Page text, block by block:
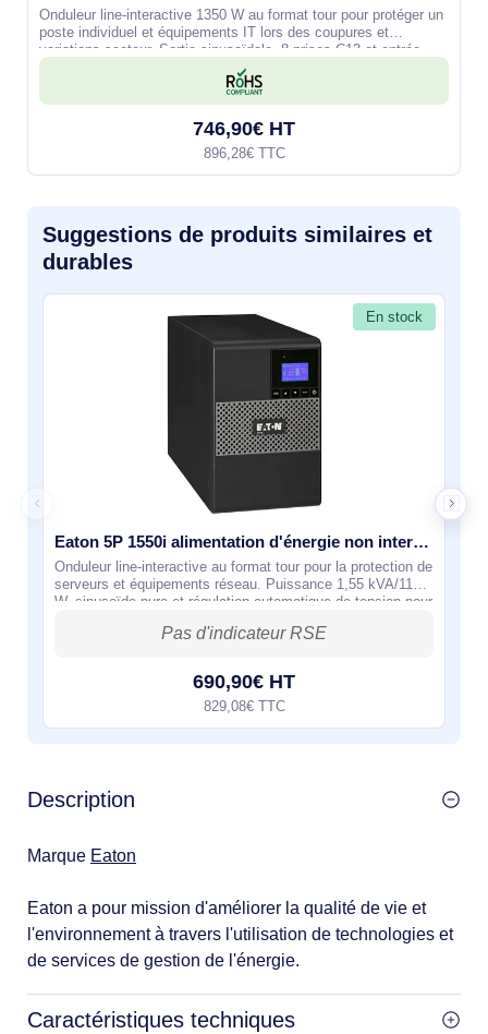
Onduleur line-interactive 1350 W au format tour pour protéger un
poste individuel et équipements IT lors des coupures et
variations secteur. Sortie sinusoïdale, 8 prises C13 et entrée
746,90€ HT
896,28€ TTC
Suggestions de produits similaires et
durables
En stock
Eaton 5P 1550i alimentation d'énergie non interruptible Interactivité de ligne 1,55 kVA 1100 W 8 sor - 5P1550I
Onduleur line-interactive au format tour pour la protection de
serveurs et équipements réseau. Puissance 1,55 kVA/1100
W, sinusoïde pure et régulation automatique de tension pour
690,90€ HT
829,08€ TTC
Description
Marque Eaton
Eaton a pour mission d'améliorer la qualité de vie et
l'environnement à travers l'utilisation de technologies et
de services de gestion de l'énergie.
Caractéristiques techniques